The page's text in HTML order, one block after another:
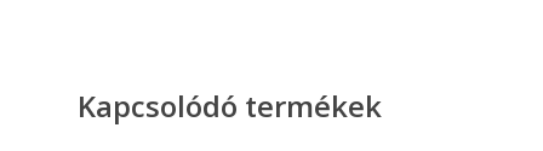
Kapcsolódó termékek